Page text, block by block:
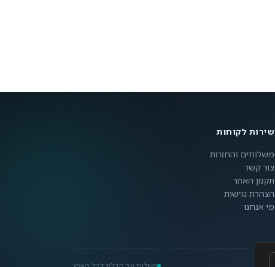
שירות לקוחות
משלוחים והחזרות
צור קשר
תקנון האתר
הצהרת נגישות
מי אנחנו